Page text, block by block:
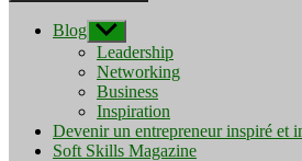
Blog Afficher
le
sous-
menu
Leadership
Networking
Business
Inspiration
Devenir un entrepreneur inspiré et
Soft Skills Magazine